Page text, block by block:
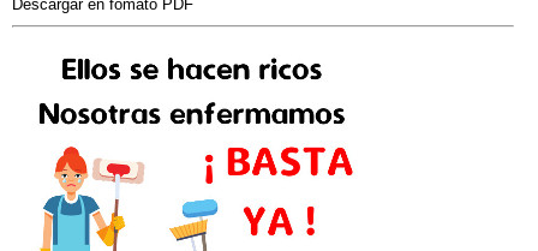
Descargar en fomato PDF